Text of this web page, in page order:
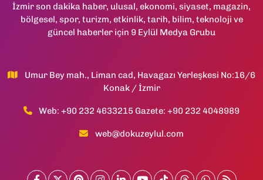
İzmir son dakika haber, ulusal, ekonomi, siyaset, magazin,
bölgesel, spor, turizm, etkinlik, tarih, bilim, teknoloji ve
güncel haberler için 9 Eylül Medya Grubu
Umur Bey mah., Liman cad, Havagazı Yerleşkesi No:16/6
Konak / İzmir
Web: +90 232 4633215 Gazete: +90 232 4048989
web@dokuzeylul.com